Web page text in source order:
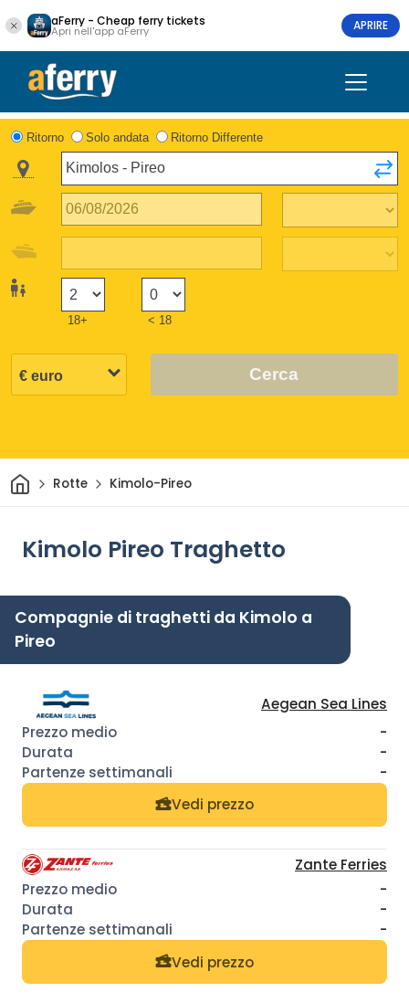
aFerry - Cheap ferry tickets
Apri nell'app aFerry APRIRE
Ritorno Solo andata Ritorno Differente
18+ < 18
Cerca
CasaRotte Kimolo-Pireo
Kimolo Pireo Traghetto
Compagnie di traghetti da Kimolo a
Pireo
Aegean Sea Lines
-
-
-
Vedi prezzo
Zante Ferries
-
-
-
Vedi prezzo